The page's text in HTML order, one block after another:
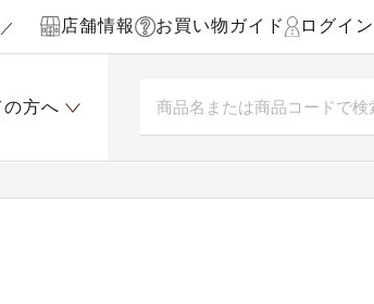
店舗情報 お買い物ガイド ログイ
方へ